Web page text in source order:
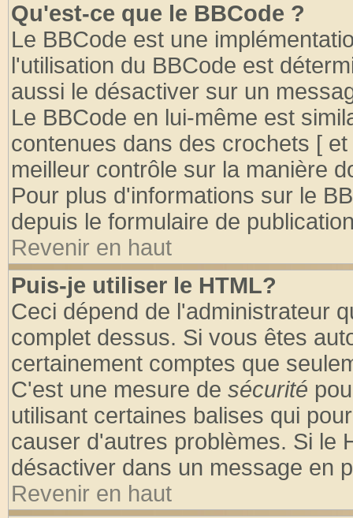
Qu'est-ce que le BBCode ?
Le BBCode est une
l'utilisation du BBCode est
aussi le désactiver sur un
Le BBCode en lui-même est
contenues dans des crochets [
meilleur contrôle sur la manière
Pour plus d'informations sur le
depuis le formulaire de
Revenir en haut
Puis-je utiliser le HTML?
Ceci dépend de l'administrateur
complet dessus. Si vous êtes
certainement comptes que
C'est une mesure de sécurité
utilisant certaines balises qui
causer d'autres problèmes. Si le
désactiver dans un message en
Revenir en haut